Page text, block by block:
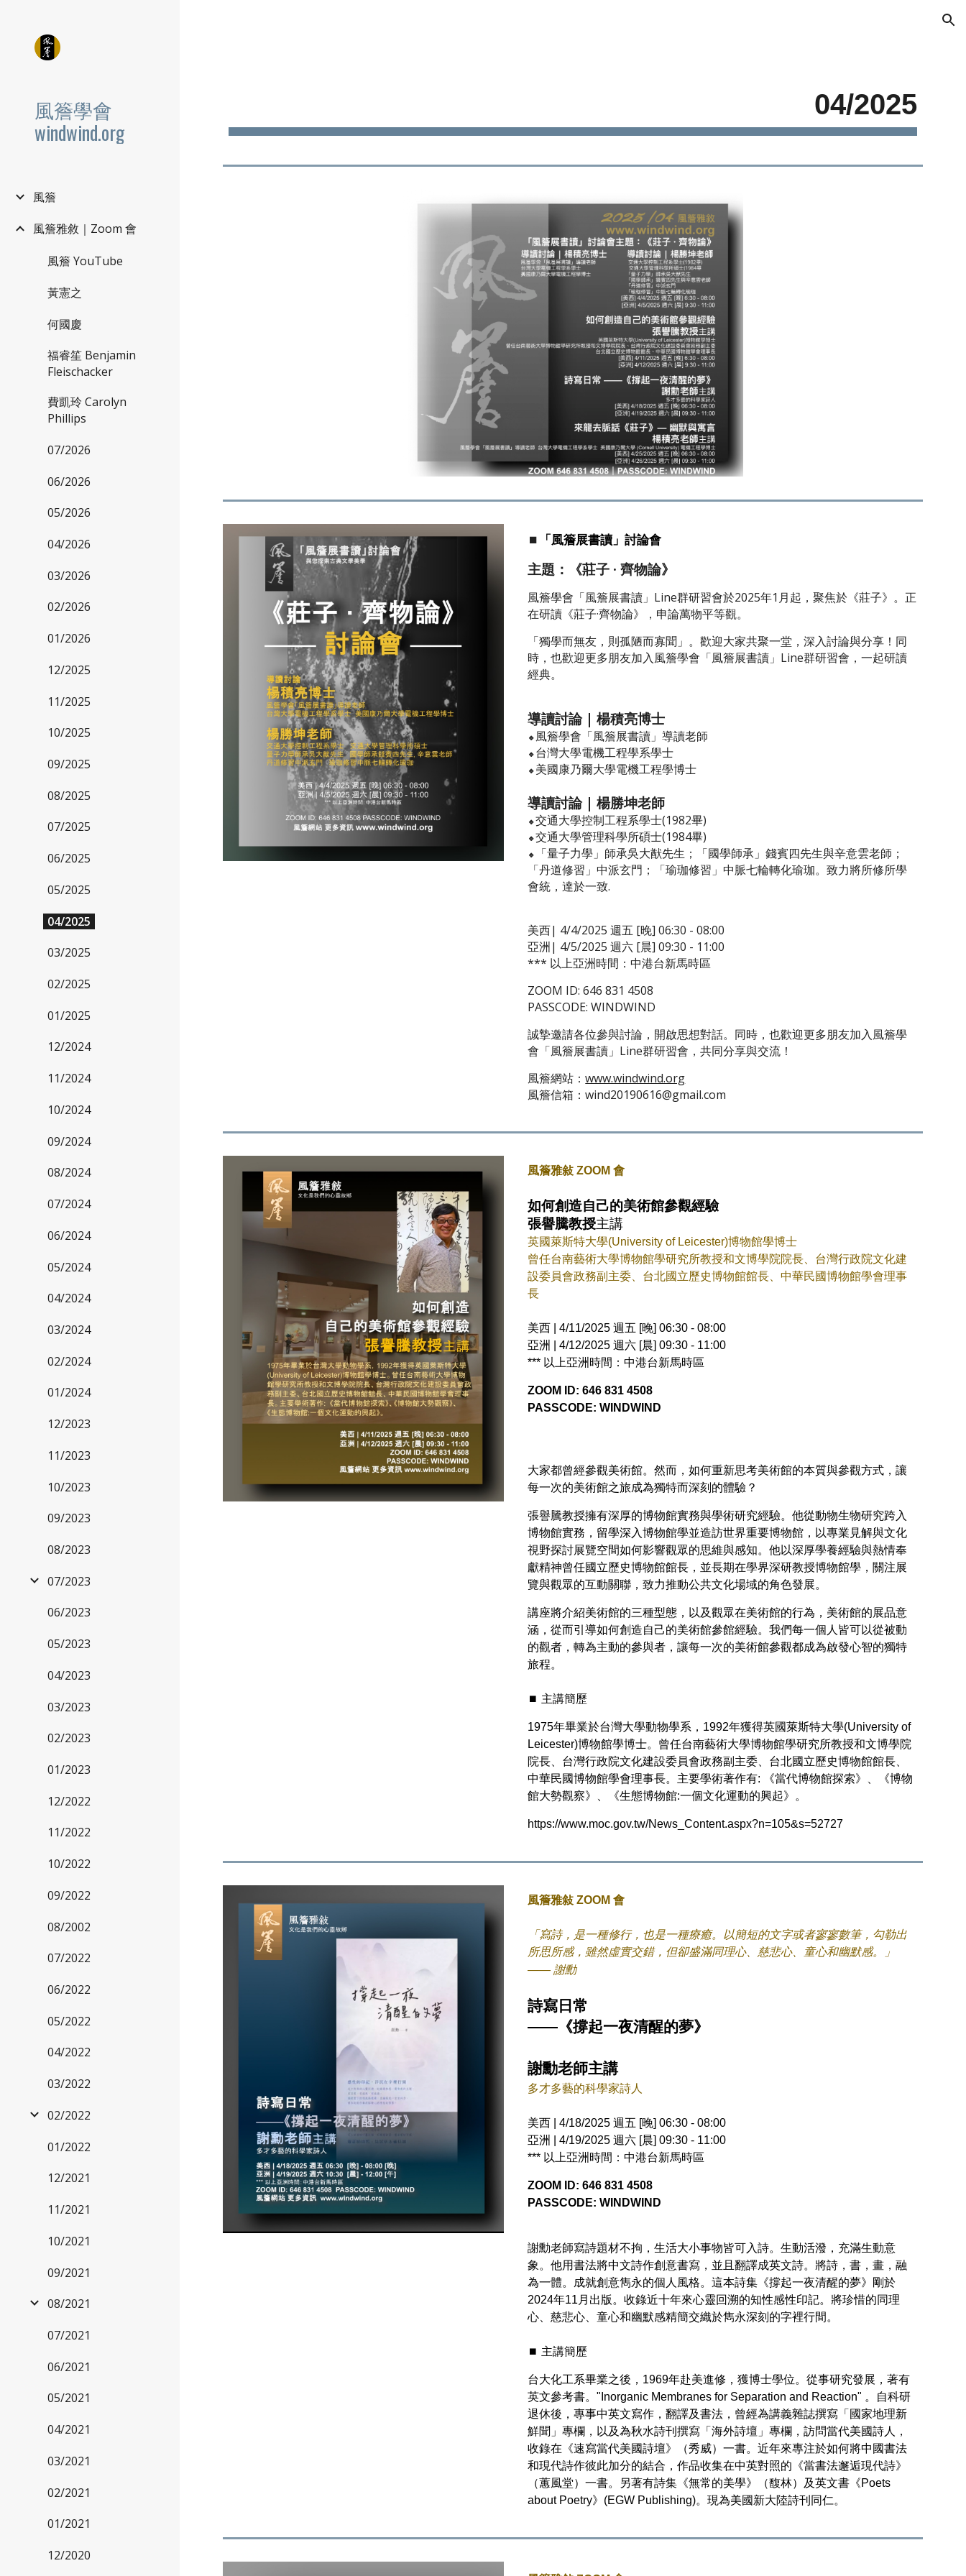
風簷學會
windwind.org
風簷
風簷雅敘｜Zoom 會
風簷 YouTube
黃憲之
何國慶
福睿笙 Benjamin
Fleischacker
費凱玲 Carolyn
Phillips
07/2026
06/2026
05/2026
04/2026
03/2026
02/2026
01/2026
12/2025
11/2025
10/2025
09/2025
08/2025
07/2025
06/2025
05/2025
04/2025
03/2025
02/2025
01/2025
12/2024
11/2024
10/2024
09/2024
08/2024
07/2024
06/2024
05/2024
04/2024
03/2024
02/2024
01/2024
12/2023
11/2023
10/2023
09/2023
08/2023
07/2023
06/2023
05/2023
04/2023
03/2023
02/2023
01/2023
12/2022
11/2022
10/2022
09/2022
08/2002
07/2022
06/2022
05/2022
04/2022
03/2022
02/2022
01/2022
12/2021
11/2021
10/2021
09/2021
08/2021
07/2021
06/2021
05/2021
04/2021
03/2021
02/2021
01/2021
12/2020
04/2025
⏹️ 「風簷展書讀」討論會
主題：《莊子 · 齊物論》
風簷學會「風簷展書讀」Line群研習會於2025年1月起，聚焦於《莊子》。正
在研讀《莊子·齊物論》，申論萬物平等觀。
「獨學而無友，則孤陋而寡聞」。歡迎大家共聚一堂，深入討論與分享！同
時，也歡迎更多朋友加入風簷學會「風簷展書讀」Line群研習會，一起研讀
經典。
導讀討論 | 楊積亮博士
🔹 風簷學會「風簷展書讀」導讀老師
🔹 台灣大學電機工程學系學士
🔹 美國康乃爾大學電機工程學博士
導讀討論 | 楊勝坤老師
🔹交通大學控制工程系學士(1982畢)
🔹交通大學管理科學所碩士(1984畢)
🔹
「量子力學」師承吳大猷先生；「國學師承」錢賓四先生與辛意雲老師；
「丹道修習」中派玄門；「瑜珈修習」中脈七輪轉化瑜珈。致力將所修所學
會統，達於一致.
美西| 4/4/2025 週五 [晚] 06:30 - 08:00
亞洲| 4/5/2025 週六 [晨] 09:30 - 11:00
*** 以上亞洲時間：中港台新馬時區
ZOOM ID: 646 831 4508
PASSCODE: WINDWIND
誠摯邀請各位參與討論，開啟思想對話。同時，也歡迎更多朋友加入風簷學
會「風簷展書讀」Line群研習會，共同分享與交流！
風簷網站：www.windwind.org
風簷信箱：wind20190616@gmail.com
風簷雅敍 ZOOM 會
如何創造自己的美術館參觀經驗
張譽騰教授主講
英國萊斯特大學(University of Leicester)博物館學博士
曾任台南藝術大學博物館學研究所教授和文博學院院長、台灣行政院文化建
設委員會政務副主委、台北國立歷史博物館館長、中華民國博物館學會理事
長
美西 | 4/11/2025 週五 [晚] 06:30 - 08:00
亞洲 | 4/12/2025 週六 [晨] 09:30 - 11:00
*** 以上亞洲時間：中港台新馬時區
ZOOM ID: 646 831 4508
PASSCODE: WINDWIND
大家都曾經參觀美術館。然而，如何重新思考美術館的本質與參觀方式，讓
每一次的美術館之旅成為獨特而深刻的體驗？
張譽騰教授擁有深厚的博物館實務與學術研究經驗。他從動物生物研究跨入
博物館實務，留學深入博物館學並造訪世界重要博物館，以專業見解與文化
視野探討展覽空間如何影響觀眾的思維與感知。他以深厚學養經驗與熱情奉
獻精神曾任國立歷史博物館館長，並長期在學界深研教授博物館學，關注展
覽與觀眾的互動關聯，致力推動公共文化場域的角色發展。
講座將介紹美術館的三種型態，以及觀眾在美術館的行為，美術館的展品意
涵，從而引導如何創造自己的美術館參館經驗。我們每一個人皆可以從被動
的觀者，轉為主動的參與者，讓每一次的美術館參觀都成為啟發心智的獨特
旅程。
⏹️ 主講簡歷
1975年畢業於台灣大學動物學系，1992年獲得英國萊斯特大學(University of
Leicester)博物館學博士。曾任台南藝術大學博物館學研究所教授和文博學院
院長、台灣行政院文化建設委員會政務副主委、台北國立歷史博物館館長、
中華民國博物館學會理事長。主要學術著作有: 《當代博物館探索》、《博物
館大勢觀察》、《生態博物館:一個文化運動的興起》。
https://www.moc.gov.tw/News_Content.aspx?n=105&s=52727
風簷雅敍 ZOOM 會
「寫詩，是一種修行，也是一種療癒。以簡短的文字或者寥寥數筆，勾勒出
所思所感，雖然虛實交錯，但卻盛滿同理心、慈悲心、童心和幽默感。」
—— 謝勳
詩寫日常
——《撐起一夜清醒的夢》
謝勳老師主講
多才多藝的科學家詩人
美西 | 4/18/2025 週五 [晚] 06:30 - 08:00
亞洲 | 4/19/2025 週六 [晨] 09:30 - 11:00
*** 以上亞洲時間：中港台新馬時區
ZOOM ID: 646 831 4508
PASSCODE: WINDWIND
謝勳老師寫詩題材不拘，生活大小事物皆可入詩。生動活潑，充滿生動意
象。他用書法將中文詩作創意書寫，並且翻譯成英文詩。將詩，書，畫，融
為一體。成就創意雋永的個人風格。這本詩集《撐起一夜清醒的夢》剛於
2024年11月出版。收錄近十年來心靈回溯的知性感性印記。將珍惜的同理
心、慈悲心、童心和幽默感精簡交織於雋永深刻的字裡行間。
⏹️ 主講簡歷
台大化工系畢業之後，1969年赴美進修，獲博士學位。從事研究發展，著有
英文參考書。"Inorganic Membranes for Separation and Reaction" 。自科研
退休後，專事中英文寫作，翻譯及書法，曾經為講義雜誌撰寫「國家地理新
鮮聞」專欄，以及為秋水詩刊撰寫「海外詩壇」專欄，訪問當代美國詩人，
收錄在《速寫當代美國詩壇》（秀威）一書。近年來專注於如何將中國書法
和現代詩作彼此加分的結合，作品收集在中英對照的《當書法邂逅現代詩》
（蕙風堂）一書。另著有詩集《無常的美學》（馥林）及英文書《Poets
about Poetry》(EGW Publishing)。現為美國新大陸詩刊同仁。